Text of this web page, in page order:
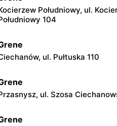
Południowy, ul.
104
ul. Pułtuska 110
ul. Szosa